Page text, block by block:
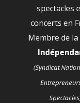
spectacles
concerts en
Membre de la
(Syndicat